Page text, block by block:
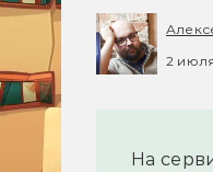
2
На